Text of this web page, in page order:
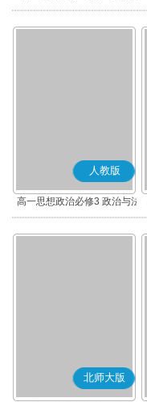
人教版
高一思想政治必修3 政治与法
治(部编版)
北师大版